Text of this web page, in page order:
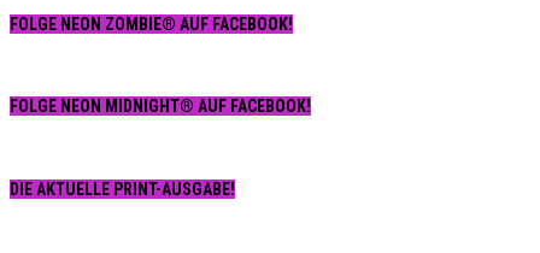
FOLGE NEON ZOMBIE® AUF FACEBOOK!
FOLGE NEON MIDNIGHT® AUF FACEBOOK!
DIE AKTUELLE PRINT-AUSGABE!